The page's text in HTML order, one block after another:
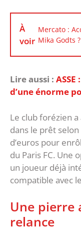
À
voir
Mercato :
Mika Godts ?
Lire aussi :
d’une énorme
Le club forézien a
dans le prêt selon
d’euros pour
du Paris FC. Une
un joueur déjà
compatible avec
Une pierre
relance